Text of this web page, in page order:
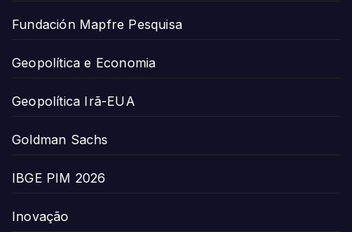
Fundación Mapfre Pesquisa
Geopolítica e Economia
Geopolítica Irã-EUA
Goldman Sachs
IBGE PIM 2026
Inovação